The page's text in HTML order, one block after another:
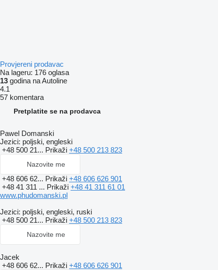
Provjereni prodavac
Na lageru: 176 oglasa
13 godina na Autoline
4.1
57 komentara
Pretplatite se na prodavca
Pawel Domanski
Jezici: poljski, engleski
+48 500 21... Prikaži +48 500 213 823
Nazovite me
+48 606 62... Prikaži +48 606 626 901
+48 41 311 ... Prikaži +48 41 311 61 01
www.phudomanski.pl
Jezici: poljski, engleski, ruski
+48 500 21... Prikaži +48 500 213 823
Nazovite me
Jacek
+48 606 62... Prikaži +48 606 626 901